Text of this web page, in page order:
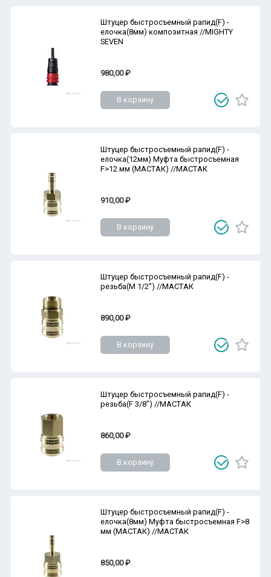
Штуцер быстросъемный рапид(F) -
елочка(8мм) композитная //MIGHTY
SEVEN
980,00 ₽
В корзину
Штуцер быстросъемный рапид(F) -
елочка(12мм) Муфта быстросъемная
F>12 мм (МАСТАК) //МАСТАК
910,00 ₽
В корзину
Штуцер быстросъемный рапид(F) -
резьба(M 1/2'') //МАСТАК
890,00 ₽
В корзину
Штуцер быстросъемный рапид(F) -
резьба(F 3/8") //МАСТАК
860,00 ₽
В корзину
Штуцер быстросъемный рапид(F) -
елочка(8мм) Муфта быстросъемная F>8
мм (МАСТАК) //МАСТАК
850,00 ₽